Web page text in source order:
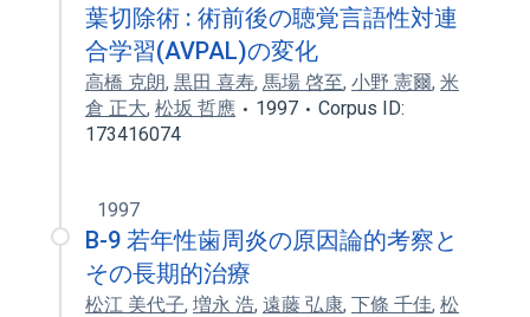
葉切除術 : 術前後の聴覚言語性対連
合学習(AVPAL)の変化
高橋 克朗, 黒田 喜寿, 馬場 啓至, 小野 憲爾, 米
倉 正大, 松坂 哲應 1997
Corpus ID:
173416074
1997
B-9 若年性歯周炎の原因論的考察と
その長期的治療
松江 美代子, 増永 浩, 遠藤 弘康, 下條 千佳, 松